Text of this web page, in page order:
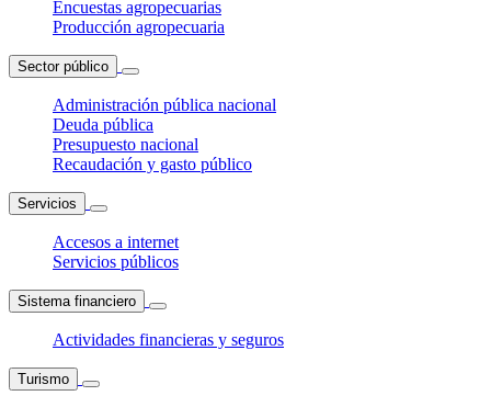
Encuestas agropecuarias
Producción agropecuaria
Sector público
Administración pública nacional
Deuda pública
Presupuesto nacional
Recaudación y gasto público
Servicios
Accesos a internet
Servicios públicos
Sistema financiero
Actividades financieras y seguros
Turismo